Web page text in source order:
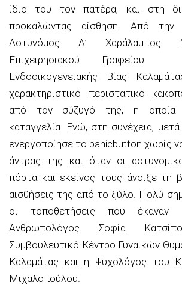
ίδιο του τον πατέρα, και στη
προκαλώντας αίσθηση. Από
Αστυνόμος Α’ Χαράλαμπος
Επιχειρησιακού Γραφείου
Ενδοοικογενειακής Βίας
χαρακτηριστικό περιστατικό
από τον σύζυγό της, η οποία
καταγγελία. Ενώ, στη συνέχεια,
ενεργοποίησε το panicbutton χωρίς
άντρας της και όταν οι
πόρτα και εκείνος τους άνοιξε τη
αισθήσεις της από το ξύλο. Πολύ
οι τοποθετήσεις που
Ανθρωπολόγος Σοφία
Συμβουλευτικό Κέντρο Γυναικών
Καλαμάτας και η Ψυχολόγος του
Μιχαλοπούλου